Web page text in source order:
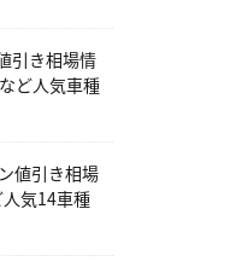
引き相場情
ど人気車種
値引き相場
気14車種